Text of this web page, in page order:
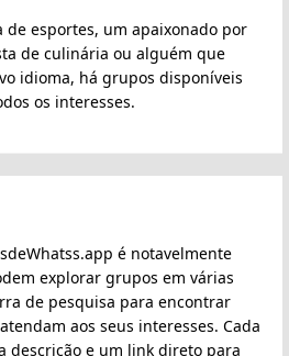
de esportes, um apaixonado por
de culinária ou alguém que
idioma, há grupos disponíveis
os interesses.
é notavelmente
explorar grupos em várias
de pesquisa para encontrar
aos seus interesses. Cada
descrição e um link direto para